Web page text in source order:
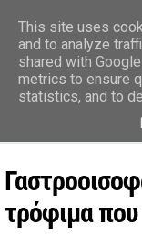
τρόφιμα
This site uses
and to analyze
shared with
metrics to ensure
statistics, and to